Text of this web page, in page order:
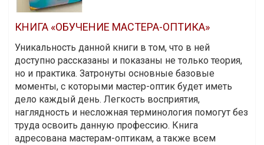
КНИГА «ОБУЧЕНИЕ МАСТЕРА-ОПТИКА»
Уникальность данной книги в том, что в ней
доступно рассказаны и показаны не только теория,
но и практика. Затронуты основные базовые
моменты, с которыми мастер-оптик будет иметь
дело каждый день. Легкость восприятия,
наглядность и несложная терминология помогут без
труда освоить данную профессию. Книга
адресована мастерам-оптикам, а также всем